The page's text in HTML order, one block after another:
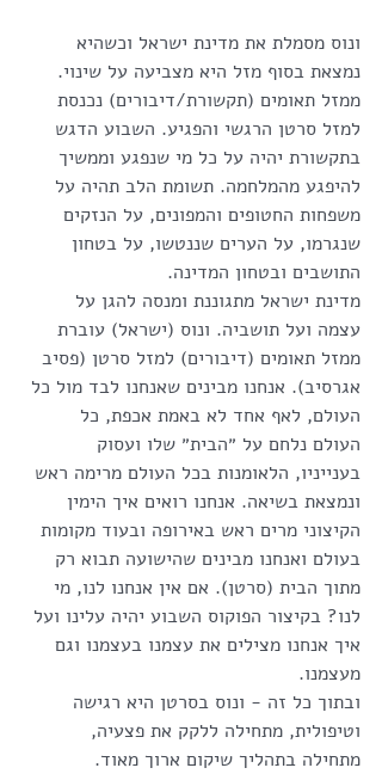
ונוס מסמלת את מדינת ישראל וכשהיא
נמצאת בסוף מזל היא מצביעה על שינוי.
ממזל תאומים (תקשורת/דיבורים) נכנסת
למזל סרטן הרגשי והפגיע. השבוע הדגש
בתקשורת יהיה על כל מי שנפגע וממשיך
להיפגע מהמלחמה. תשומת הלב תהיה על
משפחות החטופים והמפונים, על הנזקים
שנגרמו, על הערים שננטשו, על בטחון
התושבים ובטחון המדינה.
מדינת ישראל מתגוננת ומנסה להגן על
עצמה ועל תושביה. ונוס (ישראל) עוברת
ממזל תאומים (דיבורים) למזל סרטן (פסיב
אגרסיב). אנחנו מבינים שאנחנו לבד מול כל
העולם, לאף אחד לא באמת אכפת, כל
העולם נלחם על ״הבית״ שלו ועסוק
בענייניו, הלאומנות בכל העולם מרימה ראש
ונמצאת בשיאה. אנחנו רואים איך הימין
הקיצוני מרים ראש באירופה ובעוד מקומות
בעולם ואנחנו מבינים שהישועה תבוא רק
מתוך הבית (סרטן). אם אין אנחנו לנו, מי
לנו? בקיצור הפוקוס השבוע יהיה עלינו ועל
איך אנחנו מצילים את עצמנו בעצמנו וגם
מעצמנו.
ובתוך כל זה - ונוס בסרטן היא רגישה
וטיפולית, מתחילה ללקק את פצעיה,
מתחילה בתהליך שיקום ארוך מאוד.